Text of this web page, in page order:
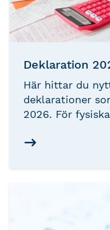
Deklaration
Här hittar du
deklarationer
2026. För
beskattningsåret